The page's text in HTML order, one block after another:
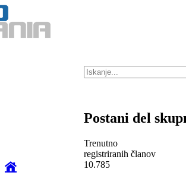
Postani del
Trenutno
registriranih članov
10.785